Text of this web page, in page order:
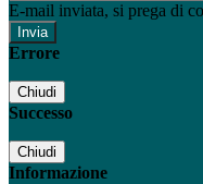
E-mail inviata, si prega di
Errore
Chiudi
Successo
Chiudi
Informazione